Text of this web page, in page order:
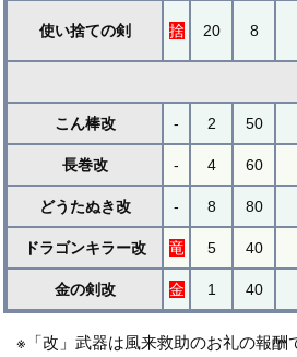
使い捨ての剣 捨 20 8
こん棒改 - 2 50
長巻改 - 4 60
どうたぬき改 - 8 80
ドラゴンキラー改 竜 5 40
金の剣改 金 1 40
※「改」武器は風来救助のお礼の報酬